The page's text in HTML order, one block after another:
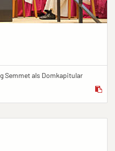
Semmet als Domkapitular